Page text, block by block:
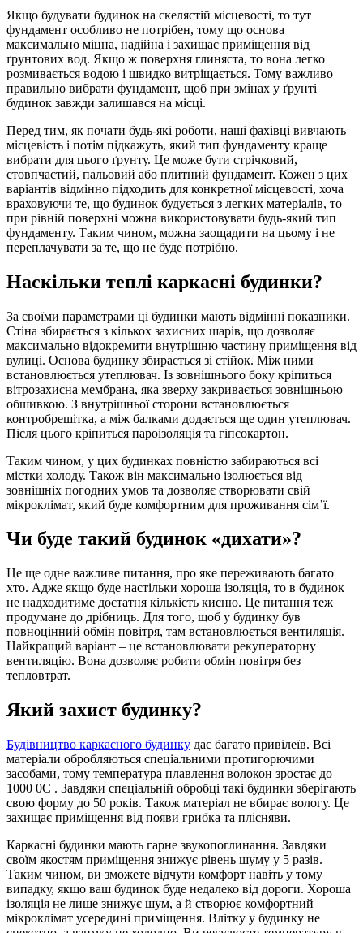
Якщо будувати будинок на скелястій місцевості, то тут
фундамент особливо не потрібен, тому що основа
максимально міцна, надійна і захищає приміщення від
ґрунтових вод. Якщо ж поверхня глиняста, то вона легко
розмивається водою і швидко витріщається. Тому важливо
правильно вибрати фундамент, щоб при змінах у ґрунті
будинок завжди залишався на місці.
Перед тим, як почати будь-які роботи, наші фахівці вивчають
місцевість і потім підкажуть, який тип фундаменту краще
вибрати для цього ґрунту. Це може бути стрічковий,
стовпчастий, пальовий або плитний фундамент. Кожен з цих
варіантів відмінно підходить для конкретної місцевості, хоча
враховуючи те, що будинок будується з легких матеріалів, то
при рівній поверхні можна використовувати будь-який тип
фундаменту. Таким чином, можна заощадити на цьому і не
переплачувати за те, що не буде потрібно.
Наскільки теплі каркасні будинки?
За своїми параметрами ці будинки мають відмінні показники.
Стіна збирається з кількох захисних шарів, що дозволяє
максимально відокремити внутрішню частину приміщення від
вулиці. Основа будинку збирається зі стійок. Між ними
встановлюється утеплювач. Із зовнішнього боку кріпиться
вітрозахисна мембрана, яка зверху закривається зовнішньою
обшивкою. З внутрішньої сторони встановлюється
контробрешітка, а між балками додається ще один утеплювач.
Після цього кріпиться пароізоляція та гіпсокартон.
Таким чином, у цих будинках повністю забираються всі
містки холоду. Також він максимально ізолюється від
зовнішніх погодних умов та дозволяє створювати свій
мікроклімат, який буде комфортним для проживання сім’ї.
Чи буде такий будинок «дихати»?
Це ще одне важливе питання, про яке переживають багато
хто. Адже якщо буде настільки хороша ізоляція, то в будинок
не надходитиме достатня кількість кисню. Це питання теж
продумане до дрібниць. Для того, щоб у будинку був
повноцінний обмін повітря, там встановлюється вентиляція.
Найкращий варіант – це встановлювати рекуператорну
вентиляцію. Вона дозволяє робити обмін повітря без
тепловтрат.
Який захист будинку?
Будівництво каркасного будинку дає багато привілеїв. Всі
матеріали обробляються спеціальними протигорючими
засобами, тому температура плавлення волокон зростає до
1000 0С . Завдяки спеціальній обробці такі будинки зберігають
свою форму до 50 років. Також матеріал не вбирає вологу. Це
захищає приміщення від появи грибка та плісняви.
Каркасні будинки мають гарне звукопоглинання. Завдяки
своїм якостям приміщення знижує рівень шуму у 5 разів.
Таким чином, ви зможете відчути комфорт навіть у тому
випадку, якщо ваш будинок буде недалеко від дороги. Хороша
ізоляція не лише знижує шум, а й створює комфортний
мікроклімат усередині приміщення. Влітку у будинку не